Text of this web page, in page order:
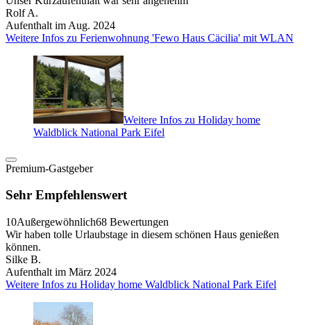
Rolf A.
Aufenthalt im Aug. 2024
Weitere Infos zu Ferienwohnung 'Fewo Haus Cäcilia' mit WLAN
Weitere Infos zu Holiday home
Waldblick National Park Eifel
Premium-Gastgeber
Sehr Empfehlenswert
10Außergewöhnlich68 Bewertungen
Wir haben tolle Urlaubstage in diesem schönen Haus genießen
können.
Silke B.
Aufenthalt im März 2024
Weitere Infos zu Holiday home Waldblick National Park Eifel